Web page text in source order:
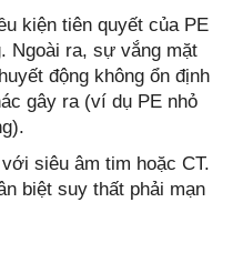
kiện tiên quyết của PE
Ngoài ra, sự vắng mặt
động không ổn định
gây ra (ví dụ PE nhỏ
siêu âm tim hoặc CT.
biệt suy thất phải mạn